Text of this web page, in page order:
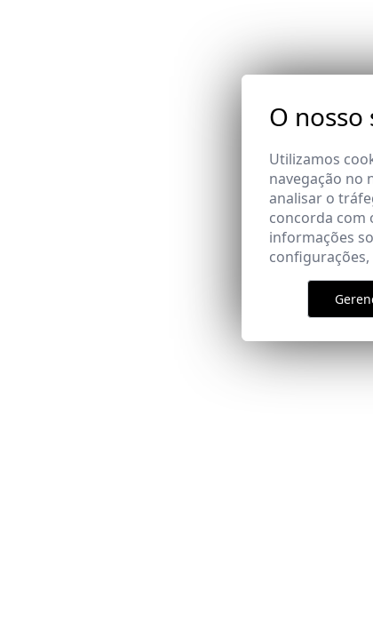
O nosso
Utilizamos
navegação no
analisar o
concorda com
informações